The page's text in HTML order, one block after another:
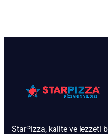
StarPizza, kalite ve lezzeti